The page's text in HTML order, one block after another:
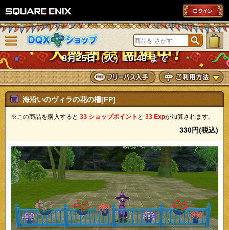
DQXショップ
8月25日（火）10:49 まで
ニューを閉じる
海沿いのヴィラの花の柵[FP]
※この商品を購入すると 33 ショップポイント と 33 Expが加算されます。
330円(税込)